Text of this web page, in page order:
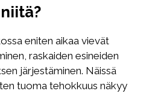
eniten aikaa vievät
raskaiden esineiden
järjestäminen. Näissä
tuoma tehokkuus näkyy